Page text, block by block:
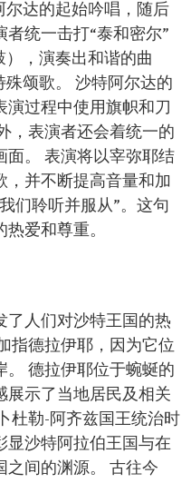
尔达的起始吟唱，随后
统一击打“泰和密尔”
），演奏出和谐的曲
颂歌。 沙特阿尔达的
演过程中使用旗帜和刀
，表演者还会着统一的
面。 表演将以宰弥耶结
，并不断提高音量和加
们聆听并服从”。这句
爱和尊重。
了人们对沙特王国的热
指德拉伊耶，因为它位
。 德拉伊耶位于蜿蜒的
展示了当地居民及相关
杜勒-阿齐兹国王统治时
显沙特阿拉伯王国与在
之间的渊源。 古往今